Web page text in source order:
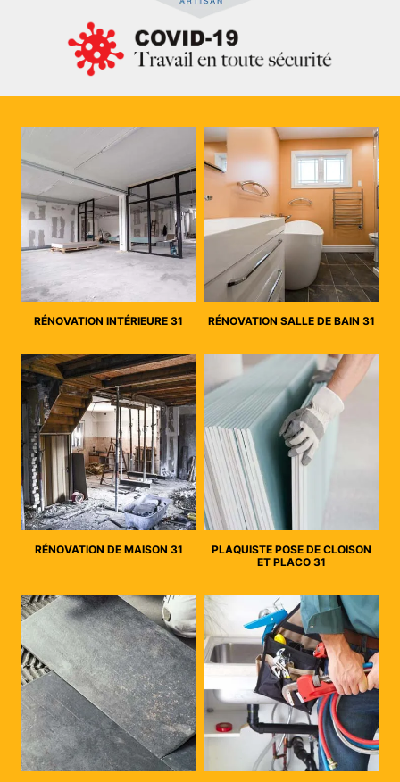
RÉNOVATION INTÉRIEURE 31 RÉNOVATION SALLE DE BAIN 31
RÉNOVATION DE MAISON 31
PLAQUISTE POSE DE CLOISON
ET PLACO 31